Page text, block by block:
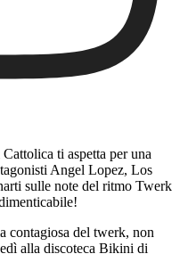
ti aspetta per una
Angel Lopez, Los
sulle note del ritmo Twerk
contagiosa del twerk, non
alla discoteca Bikini di